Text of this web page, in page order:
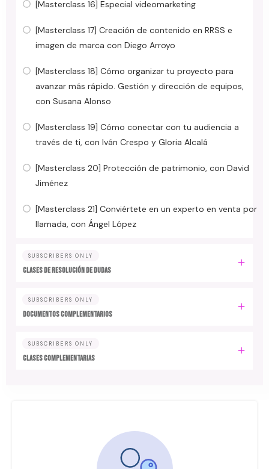
[Masterclass 16] Especial videomarketing
[Masterclass 17] Creación de contenido en RRSS e
imagen de marca con Diego Arroyo
[Masterclass 18] Cómo organizar tu proyecto para
avanzar más rápido. Gestión y dirección de equipos,
con Susana Alonso
[Masterclass 19] Cómo conectar con tu audiencia a
través de ti, con Iván Crespo y Gloria Alcalá
[Masterclass 20] Protección de patrimonio, con David
Jiménez
[Masterclass 21] Conviértete en un experto en venta por
llamada, con Ángel López
SUBSCRIBERS ONLY
CLASES DE RESOLUCIÓN DE DUDAS
SUBSCRIBERS ONLY
DOCUMENTOS COMPLEMENTARIOS
SUBSCRIBERS ONLY
CLASES COMPLEMENTARIAS